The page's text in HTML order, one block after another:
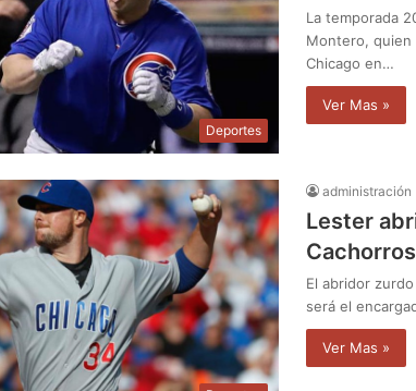
Deportes
La temporada
Montero, quien
Chicago en…
Ver Mas »
administración
Lester
El abridor
será el
Ver Mas »